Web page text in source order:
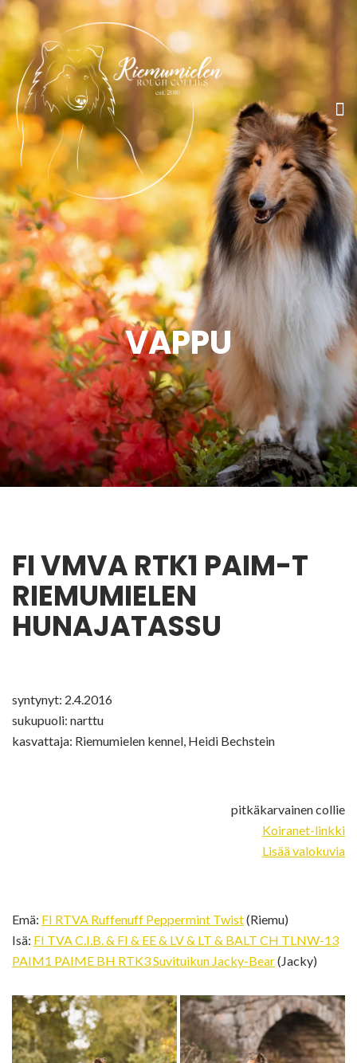
VAPPU
FI VMVA RTK1 PAIM-T
RIEMUMIELEN
HUNAJATASSU
syntynyt: 2.4.2016
sukupuoli: narttu
kasvattaja: Riemumielen kennel, Heidi Bechstein
pitkäkarvainen collie
Koiranet-linkki
Lisää valokuvia
Emä: FI RTVA Ruffenuff Peppermint Twist(Riemu)
Isä: FI TVA C.I.B. & FI & EE & LV & LT & BALT CH TLNW-13
PAIM1 PAIME BH RTK3 Suvituikun Jacky-Bear(Jacky)